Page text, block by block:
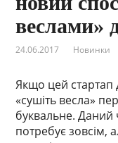
веслами»
24.06.2017 Новинки
Якщо цей стартап
«сушіть весла»
буквальне. Даний
потребує зовсім,